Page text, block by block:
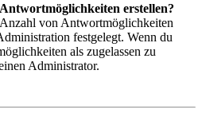
erstellen?
von Antwortmöglichkeiten
festgelegt. Wenn du
als zugelassen zu
Administrator.